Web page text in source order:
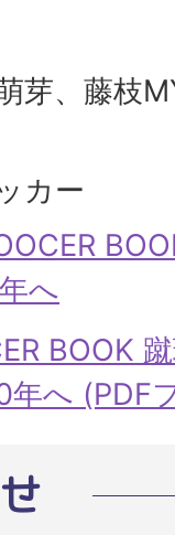
芽、藤枝
カー
へ
BOOK
年へ (PDF